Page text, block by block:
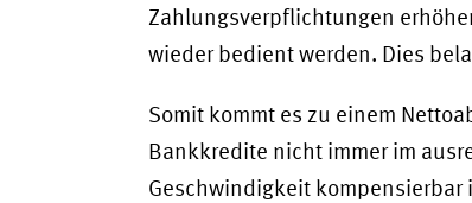
Zahlungsverpflichtungen
wieder bedient werden. Dies
Somit kommt es zu einem
Bankkredite nicht immer im
Geschwindigkeit kompensierbar